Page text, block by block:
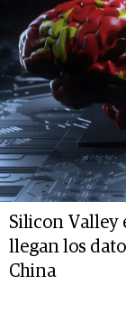
Silicon Valley
llegan los
China